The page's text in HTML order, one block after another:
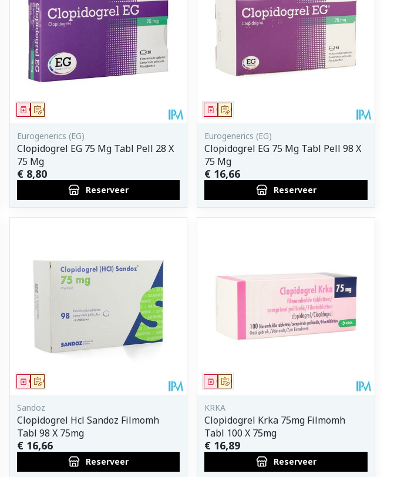
Op voorschrift
Geneesmiddel
Eurogenerics (EG)
Clopidogrel EG 75 Mg Tabl Pell 28 X
75 Mg
€ 8,80
Reserveer
Op voorschrift
Geneesmiddel
Eurogenerics (EG)
Clopidogrel EG 75 Mg Tabl Pell 98 X
75 Mg
€ 16,66
Reserveer
Op voorschrift
Geneesmiddel
Sandoz
Clopidogrel Hcl Sandoz Filmomh
Tabl 98 X 75mg
€ 16,66
Reserveer
Op voorschrift
Geneesmiddel
KRKA
Clopidogrel Krka 75mg Filmomh
Tabl 100 X 75mg
€ 16,89
Reserveer